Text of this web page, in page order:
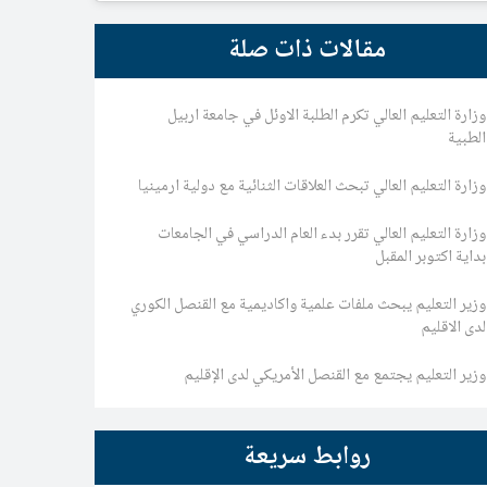
مقالات ذات صلة
وزارة التعليم العالي تكرم الطلبة الاوئل في جامعة اربيل
الطبية
وزارة التعليم العالي تبحث العلاقات الثنائية مع دولية ارمينيا
وزارة التعليم العالي تقرر بدء العام الدراسي في الجامعات
بداية اكتوبر المقبل
وزير التعليم يبحث ملفات علمية واكاديمية مع القنصل الكوري
لدى الاقليم
وزير التعليم يجتمع مع القنصل الأمريكي لدى الإقليم
روابط سريعة